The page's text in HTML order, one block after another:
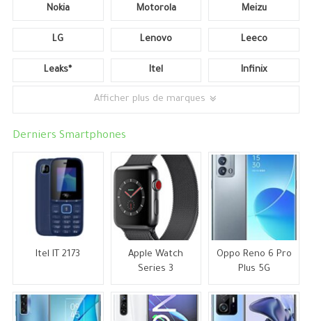
Nokia Motorola Meizu
LG Lenovo Leeco
Leaks* Itel Infinix
Afficher plus de marques
Derniers Smartphones
Itel IT 2173
Apple Watch
Series 3
Oppo Reno 6 Pro
Plus 5G